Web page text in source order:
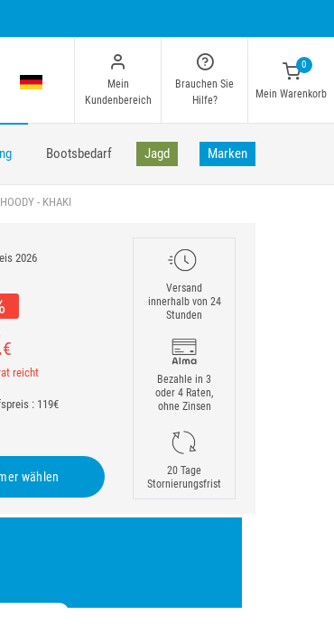
Mein
Kundenbereich
Brauchen Sie
Hilfe?
0
Mein Warenkorb
Bootsbedarf Jagd Marken
- KHAKI
2026
€
reicht
: 119€
wählen
Versand
innerhalb von 24
Stunden
Bezahle in 3
oder 4 Raten,
ohne Zinsen
20 Tage
Stornierungsfrist